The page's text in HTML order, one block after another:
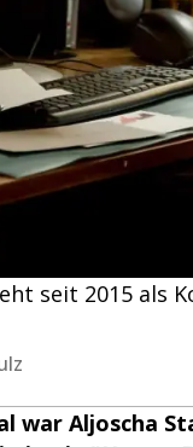
seit 2015 als
war Aljoscha